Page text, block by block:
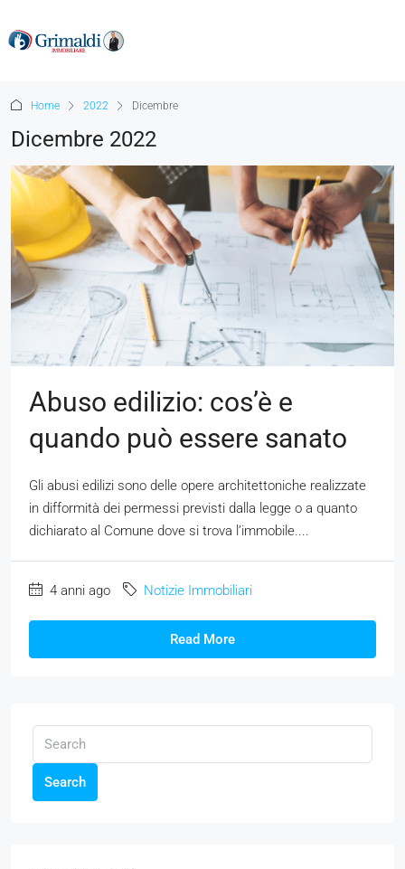
Home 2022 Dicembre
Dicembre 2022
Abuso edilizio: cos’è e
quando può essere sanato
Gli abusi edilizi sono delle opere architettoniche realizzate
in difformità dei permessi previsti dalla legge o a quanto
dichiarato al Comune dove si trova l’immobile....
4 anni ago Notizie Immobiliari
Read More
Search